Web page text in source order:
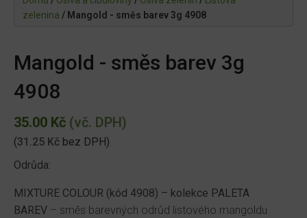
zelenina / Mangold - směs barev 3g 4908
Mangold - směs barev 3g
4908
35.00 Kč (vč. DPH)
(31.25 Kč bez DPH)
Odrůda:
MIXTURE COLOUR (kód 4908) – kolekce PALETA
BAREV – směs barevných odrůd listového mangoldu